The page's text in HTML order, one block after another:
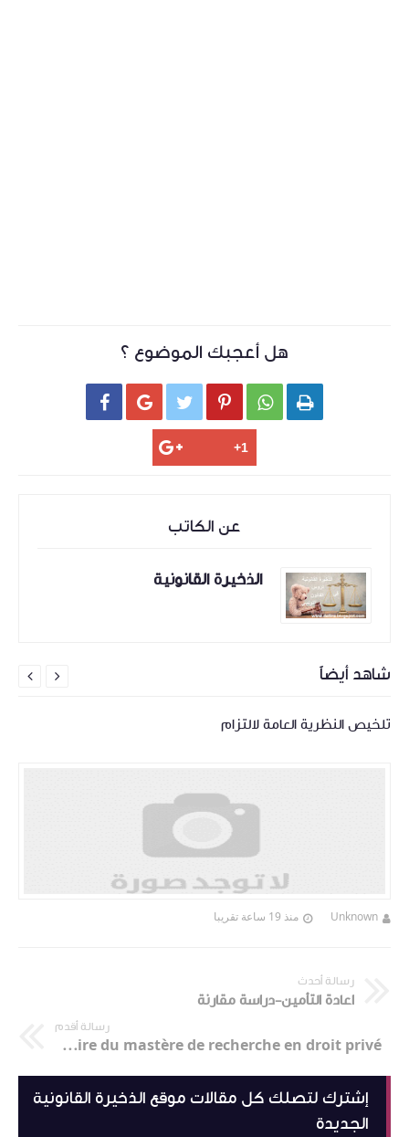
هل أعجبك الموضوع ؟
     
عن الكاتب
الذخيرة القانونية
شاهد أيضاً
تلخيص النظرية العامة لالتزام
Unknown منذ 19 ساعة تقريبا


رسالة أحدث
اعادة التأمين-دراسة مقارنة
رسالة أقدم
La Saisie du compte courant; mémoire du mastère de recherche en droit privé
إشترك لتصلك كل مقالات موقع الذخيرة القانونية
الجديدة